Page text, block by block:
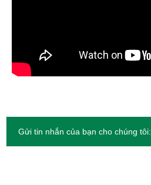
Gửi tin nhắn của bạn cho chúng tôi: